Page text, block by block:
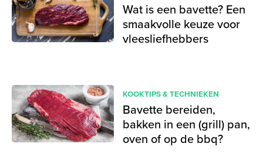
Wat is een bavette? Een
smaakvolle keuze voor
vleesliefhebbers
KOOKTIPS & TECHNIEKEN
Bavette bereiden,
bakken in een (grill) pan,
oven of op de bbq?